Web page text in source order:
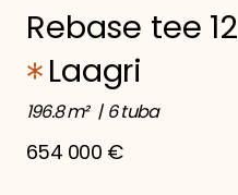
Rebase tee 12
Laagri
196.8 m² 6 tuba
654 000 €